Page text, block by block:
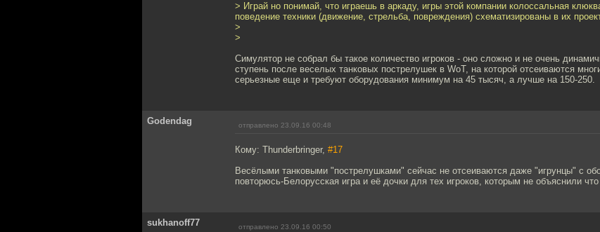
> Играй но понимай, что играешь в аркаду, игры этой компании колоссальная
поведение техники (движение, стрельба, повреждения) схематизированы в их
>
>
Cимулятор не собрал бы такое количество игроков - оно сложно и не очень
ступень после веселых танковых пострелушек в WoT, на которой отсеиваются
серьезные еще и требуют оборудования минимум на 45 тысяч, а лучше на 150-250.
Godendag отправлено 23.09.16 00:48
Кому: Thunderbringer, #17
Весёлыми танковыми "пострелушками" сейчас не отсеиваются даже "игрунцы" с
повторюсь-Белорусская игра и её дочки для тех игроков, которым не объяснили
sukhanoff77 отправлено 23.09.16 00:50